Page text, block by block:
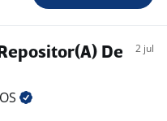
De
2 jul